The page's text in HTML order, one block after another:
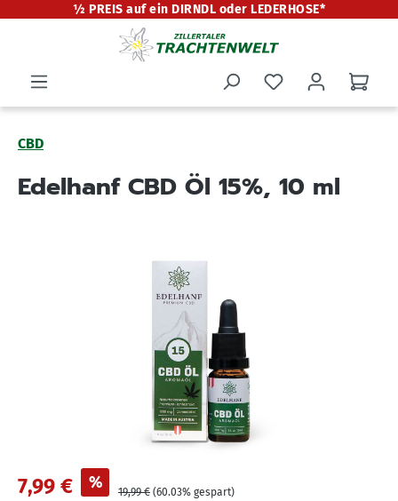
springen
½ PREIS auf ein DIRNDL oder LEDERHOSE*
CBD
Edelhanf CBD Öl 15%, 10 ml
Bildergalerie überspringen
7,99 € % 19,99 € (60.03% gespart)